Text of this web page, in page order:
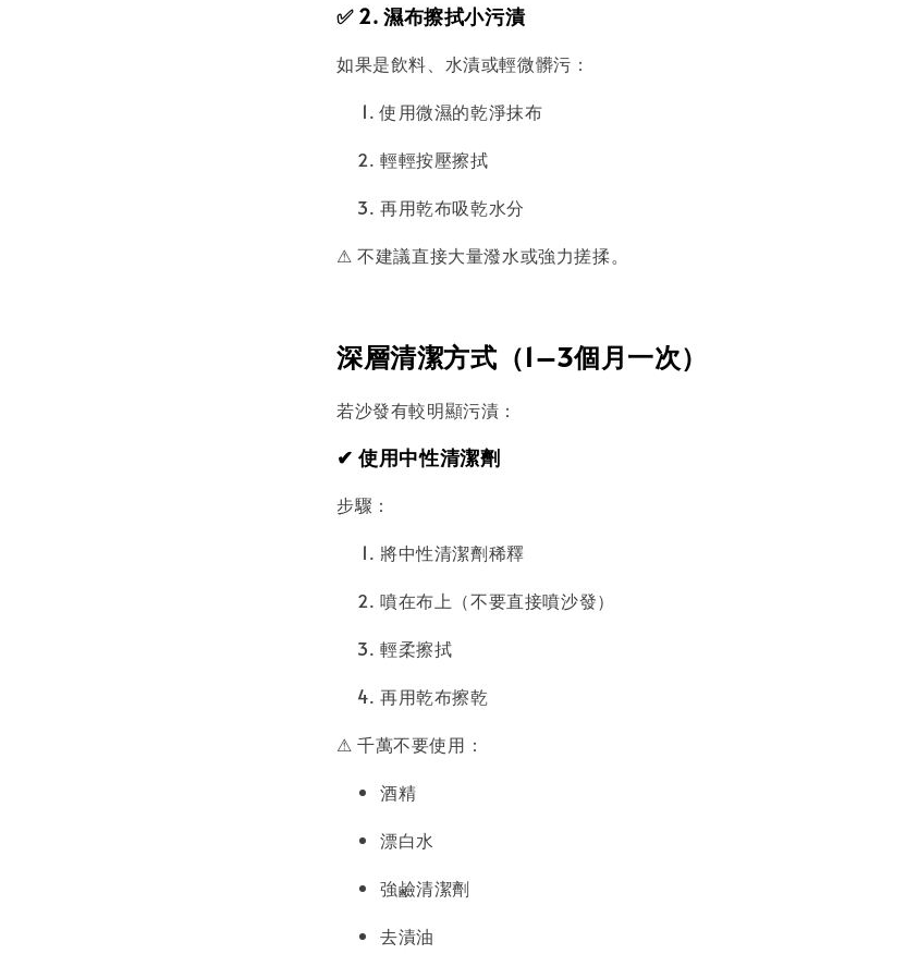
✅ 2. 濕布擦拭小污漬
如果是飲料、水漬或輕微髒污：
使用微濕的乾淨抹布
輕輕按壓擦拭
再用乾布吸乾水分
⚠ 不建議直接大量潑水或強力搓揉。
深層清潔方式（1–3個月一次）
若沙發有較明顯污漬：
✔ 使用中性清潔劑
步驟：
將中性清潔劑稀釋
噴在布上（不要直接噴沙發）
輕柔擦拭
再用乾布擦乾
⚠ 千萬不要使用：
酒精
漂白水
強鹼清潔劑
去漬油